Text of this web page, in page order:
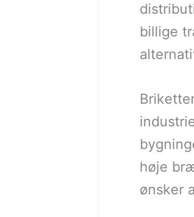
billige
høje
ønsker